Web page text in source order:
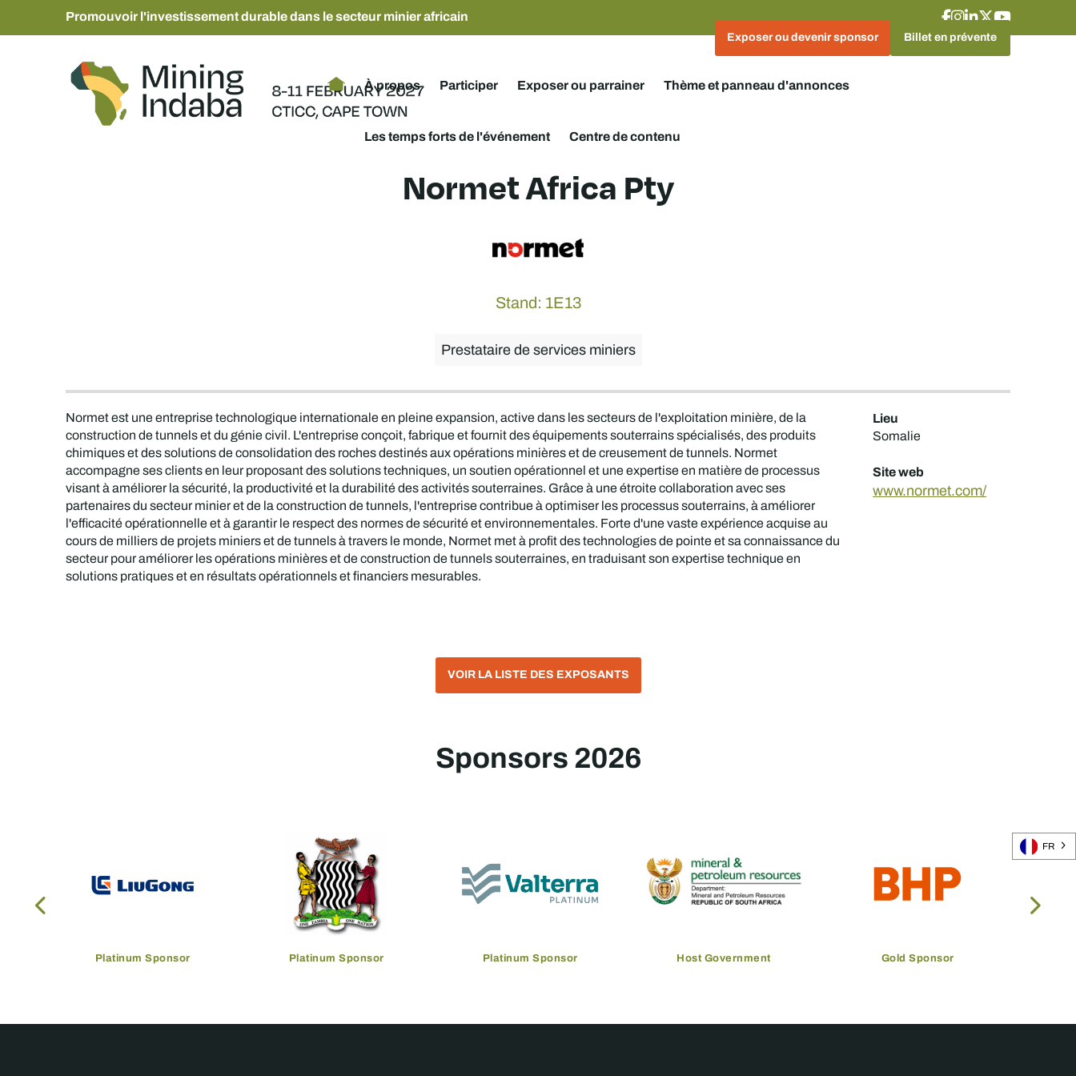
Promouvoir l'investissement durable dans le secteur minier africain
Exposer ou devenir sponsor Billet en prévente
À propos Participer Exposer ou parrainer Thème et panneau d'annonces
Les temps forts de l'événement Centre de contenu
Normet Africa Pty
Stand: 1E13
Prestataire de services miniers
Normet est une entreprise technologique internationale en pleine expansion, active dans les secteurs de l'exploitation minière, de la
construction de tunnels et du génie civil. L'entreprise conçoit, fabrique et fournit des équipements souterrains spécialisés, des produits
chimiques et des solutions de consolidation des roches destinés aux opérations minières et de creusement de tunnels. Normet
accompagne ses clients en leur proposant des solutions techniques, un soutien opérationnel et une expertise en matière de processus
visant à améliorer la sécurité, la productivité et la durabilité des activités souterraines. Grâce à une étroite collaboration avec ses
partenaires du secteur minier et de la construction de tunnels, l'entreprise contribue à optimiser les processus souterrains, à améliorer
l'efficacité opérationnelle et à garantir le respect des normes de sécurité et environnementales. Forte d'une vaste expérience acquise au
cours de milliers de projets miniers et de tunnels à travers le monde, Normet met à profit des technologies de pointe et sa connaissance du
secteur pour améliorer les opérations minières et de construction de tunnels souterraines, en traduisant son expertise technique en
solutions pratiques et en résultats opérationnels et financiers mesurables.
Lieu
Somalie
Site web
www.normet.com/
VOIR LA LISTE DES EXPOSANTS
Sponsors 2026
Platinum Sponsor Platinum Sponsor Platinum Sponsor Host Government Gold Sponsor
FR